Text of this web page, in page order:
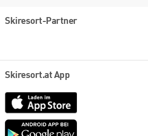
Skiresort-Partner
Skiresort.at App
App
Store
Google